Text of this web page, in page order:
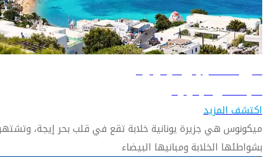
دليل السفر إلى ميكونوس
تعرّف على ميكونوس
اكتشف المزيد
ميكونوس هي جزيرة يونانية خلابة تقع في قلب بحر إيجة،
بشواطئها الخلابة ومبانيها البيضاء